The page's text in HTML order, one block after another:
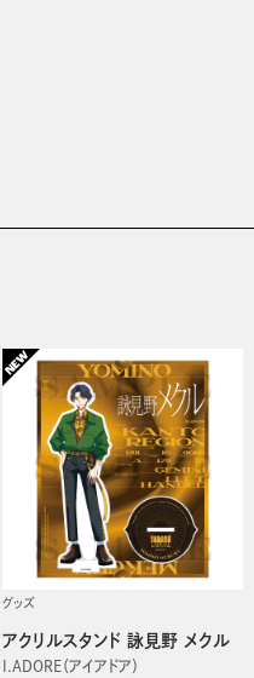
グッズ
アクリルスタンド 詠見野 メクル
I.ADORE（アイアドア）